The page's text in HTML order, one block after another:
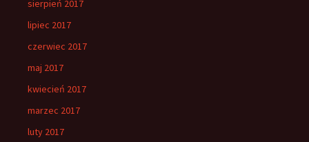
sierpień 2017
lipiec 2017
czerwiec 2017
maj 2017
kwiecień 2017
marzec 2017
luty 2017